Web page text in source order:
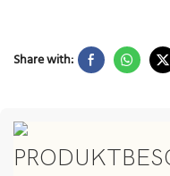
Share with: